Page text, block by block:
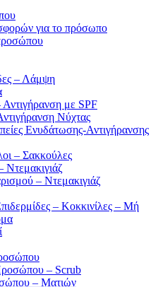
για το πρόσωπο
– Λάμψη
με SPF
Νύχτας
Ενυδάτωσης-Αντιγήρανσης
– Σακκούλες
Ντεμακιγιάζ
– Ντεμακιγιάζ
– Κοκκινίλες – Μή
– Scrub
– Ματιών